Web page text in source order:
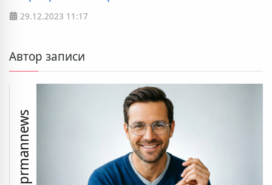
29.12.2023 11:17
Автор записи
prmannews